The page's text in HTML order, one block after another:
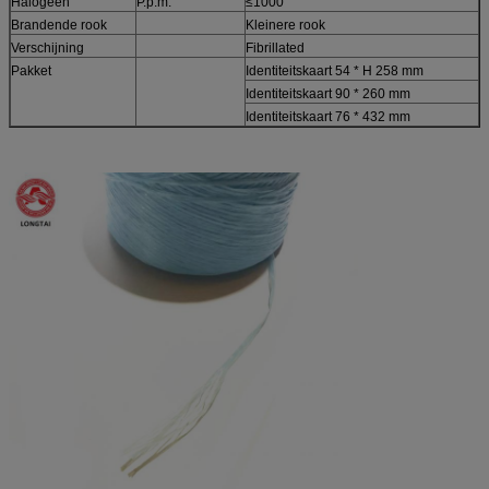
Brandende rook
Kleinere rook
Verschijning
Fibrillated
Pakket
Identiteitskaart 54 * H 258 mm
Identiteitskaart 90 * 260 mm
Identiteitskaart 76 * 432 mm